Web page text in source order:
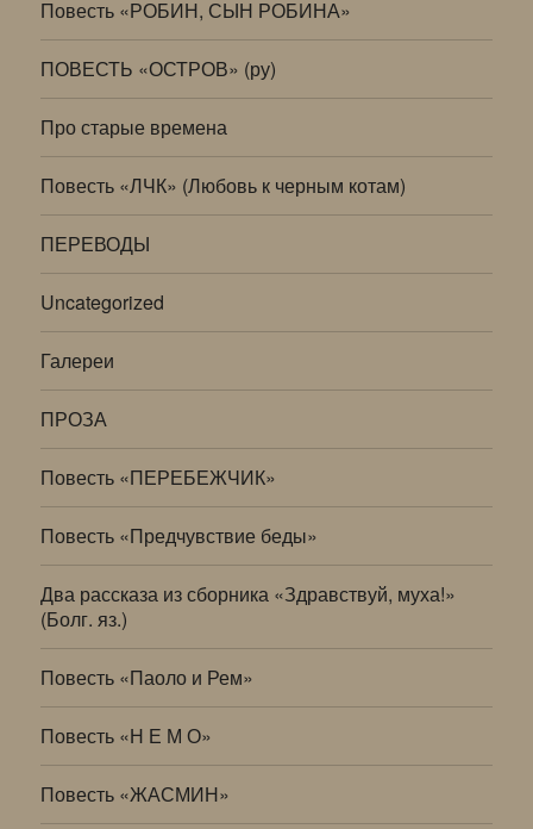
Повесть «РОБИН, СЫН РОБИНА»
ПОВЕСТЬ «ОСТРОВ» (ру)
Про старые времена
Повесть «ЛЧК» (Любовь к черным котам)
ПЕРЕВОДЫ
Uncategorized
Галереи
ПРОЗА
Повесть «ПЕРЕБЕЖЧИК»
Повесть «Предчувствие беды»
Два рассказа из сборника «Здравствуй, муха!»
(Болг. яз.)
Повесть «Паоло и Рем»
Повесть «Н Е М О»
Повесть «ЖАСМИН»